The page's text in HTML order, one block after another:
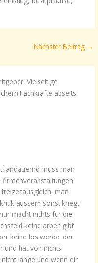
Nächster Beitrag →
Vielseitige
Fachkräfte abseits
andauernd muss man
firmenveranstaltungen
man
äussern sonst kriegt
macht nichts für die
keine arbeit gibt
keine los werde. der
und hat von nichts
lange und wenn ein